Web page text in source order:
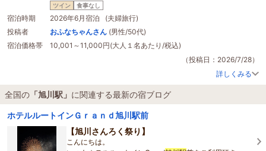
広くて明るく内容も充実、今回は駅に朝から営業している蕎麦屋があり美味し
くいただいていると目の前に富良野ノロッコ号ラストイヤーのポスターが、今
回も大満足の旭川、秋にまた宿泊決定です。
ツイン 食事なし
宿泊時期
2026年6月宿泊 (夫婦旅行)
投稿者
おふなちゃんさん (男性/50代)
宿泊価格帯
10,001～11,000円(大人１名あたり/税込)
（投稿日：2026/7/28）
詳しくみる
全国の 「旭川駅」 に関連する最新の宿ブログ
ホテルルートインＧｒａｎｄ旭川駅前
【旭川さんろく祭り】
こんにちは。